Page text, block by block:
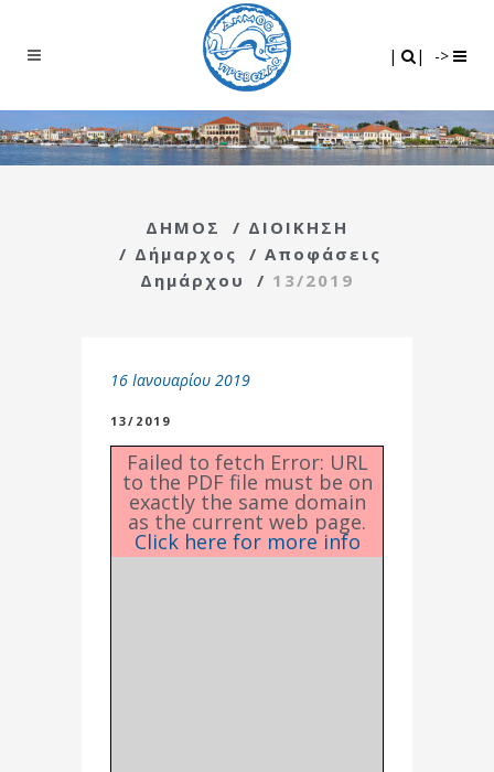
| | ->
ΔΗΜΟΣ / ΔΙΟΙΚΗΣΗ
/ Δήμαρχος / Αποφάσεις
Δημάρχου
/ 13/2019
16 Ιανουαρίου 2019
13/2019
Failed to fetch Error: URL
to the PDF file must be on
exactly the same domain
as the current web page.
Click here for more info